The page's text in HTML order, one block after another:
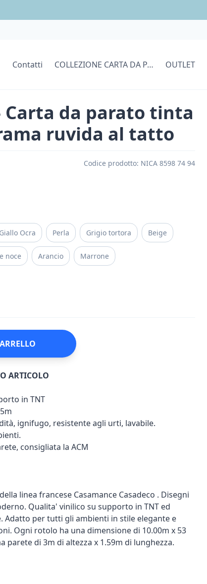
Contatti COLLEZIONE CARTA DA PARATI OUTLET
Carta da parato tinta
ruvida al tatto
Codice prodotto: NICA 8598 74 94
Giallo Ocra Perla Grigio tortora Beige
noce Arancio Marrone
ARTICOLO
in TNT
ignifugo, resistente agli urti, lavabile.
consigliata la ACM
linea francese Casamance Casadeco . Disegni
Qualita' vinilico su supporto in TNT ed
Adatto per tutti gli ambienti in stile elegante e
Ogni rotolo ha una dimensione di 10.00m x 53
parete di 3m di altezza x 1.59m di lunghezza.